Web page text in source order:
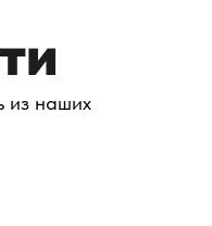
из наших